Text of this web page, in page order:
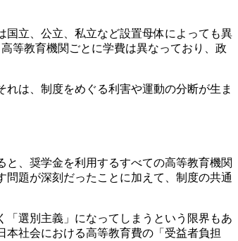
立、公立、私立など設置母体によっても異
等教育機関ごとに学費は異なっており、政
は、制度をめぐる利害や運動の分断が生ま
、奨学金を利用するすべての高等教育機関
題が深刻だったことに加えて、制度の共通
選別主義」になってしまうという限界もあ
社会における高等教育費の「受益者負担